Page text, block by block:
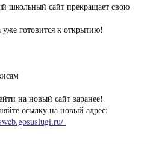
школьный сайт прекращает свою
готовится к открытию!
на новый сайт заранее!
ссылку на новый адрес: